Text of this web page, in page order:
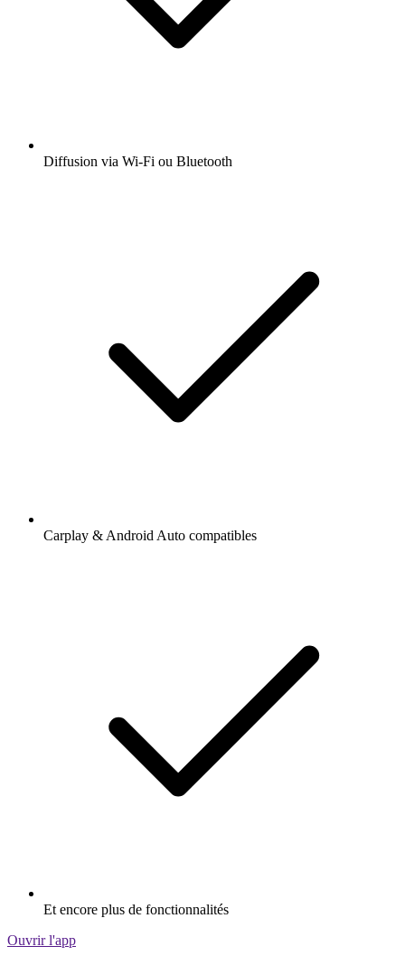
Diffusion via Wi-Fi ou Bluetooth
Carplay & Android Auto compatibles
Et encore plus de fonctionnalités
Ouvrir l'app